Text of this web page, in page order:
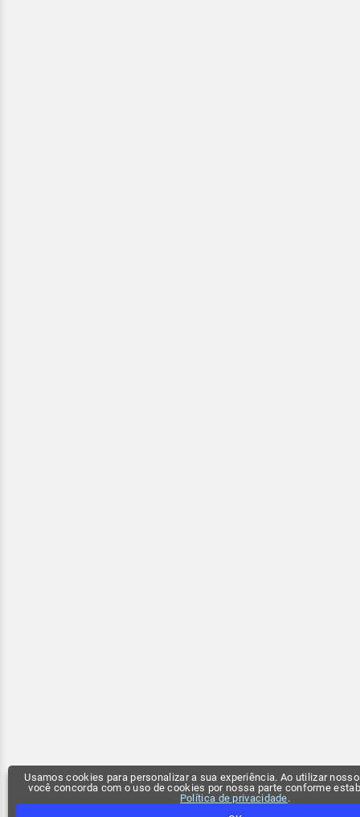
Usamos cookies para personalizar a sua experiência. Ao utilizar
você concorda com o uso de cookies por nossa parte conforme
Política de privacidade.